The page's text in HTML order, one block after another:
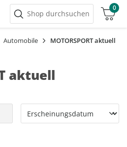
Shop durchsuchen
0
Automobile MOTORSPORT aktuell
aktuell